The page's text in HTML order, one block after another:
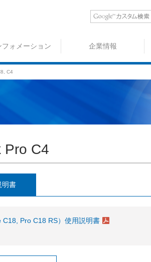
フォメーション 企業情報
C4
Pro C4
明書
Pro C18 RS）使用説明書